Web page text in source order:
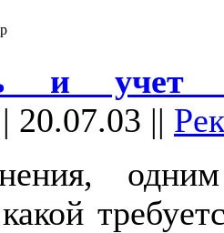
и учет
20.07.03 ||